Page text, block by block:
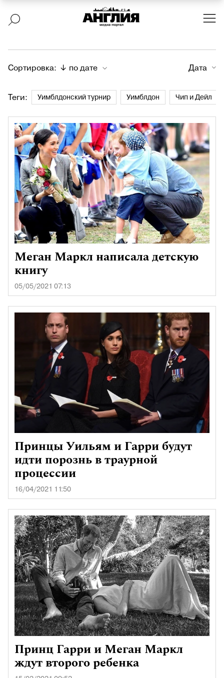
Дата
Теги: Уимблдонский турнир Уимблдон Чип и Дейл
Сортировка: ↓ по дате
Меган Маркл написала детскую
книгу
05/05/2021 07:13
Принцы Уильям и Гарри будут
идти порознь в траурной
процессии
16/04/2021 11:50
Принц Гарри и Меган Маркл
ждут второго ребенка